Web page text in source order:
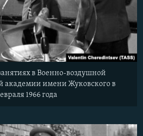
в Военно-воздушной
академии имени Жуковского в
1966 года